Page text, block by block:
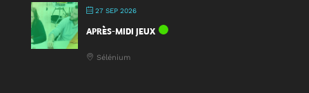
27 SEP 2026
APRÈS-MIDI JEUX
Sélénium